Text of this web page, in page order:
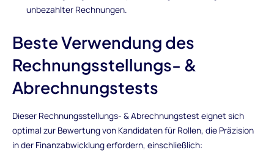
unbezahlter Rechnungen.
Beste Verwendung des
Rechnungsstellungs- &
Abrechnungstests
Dieser Rechnungsstellungs- & Abrechnungstest eignet sich
optimal zur Bewertung von Kandidaten für Rollen, die Präzision
in der Finanzabwicklung erfordern, einschließlich: